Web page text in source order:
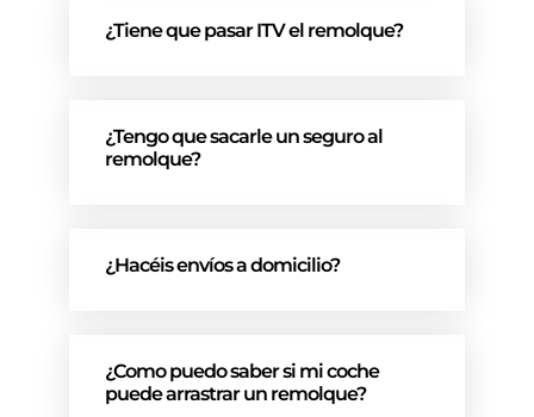
¿Tiene que pasar ITV el remolque?
¿Tengo que sacarle un seguro al
remolque?
¿Hacéis envíos a domicilio?
¿Como puedo saber si mi coche
puede arrastrar un remolque?